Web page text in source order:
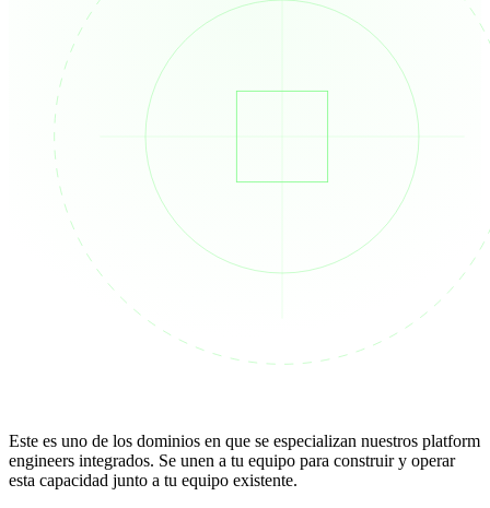
Este es uno de los dominios en que se especializan nuestros platform
engineers integrados. Se unen a tu equipo para construir y operar
esta capacidad junto a tu equipo existente.